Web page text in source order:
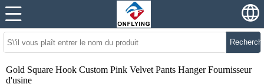
Gold Square Hook Custom Pink Velvet Pants Hanger Fournisseur
d'usine